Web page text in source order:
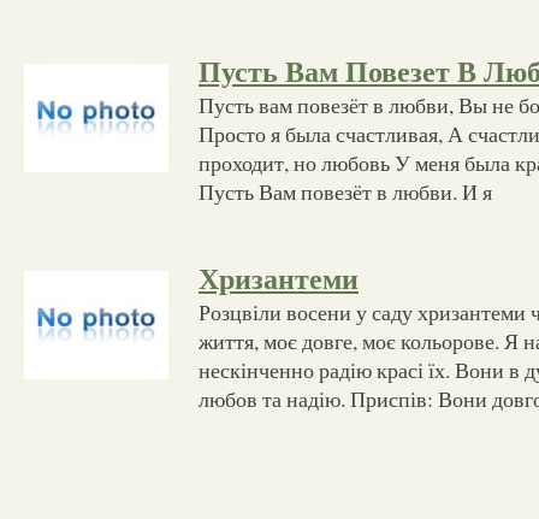
Пусть Вам Повезет В
Пусть вам повезёт в любви, Вы не
Просто я была счастливая, А
проходит, но любовь У меня была
Пусть Вам повезёт в любви. И я
Хризантеми
Розцвіли восени у саду
життя, моє довге, моє кольорове. Я
нескінченно радію красі їх. Вони
любов та надію. Приспів: Вони